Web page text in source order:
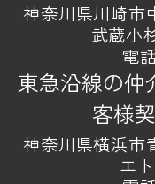
神奈川県川崎市
武蔵小
電
東急沿線の
客様
神奈川県横浜市
エ